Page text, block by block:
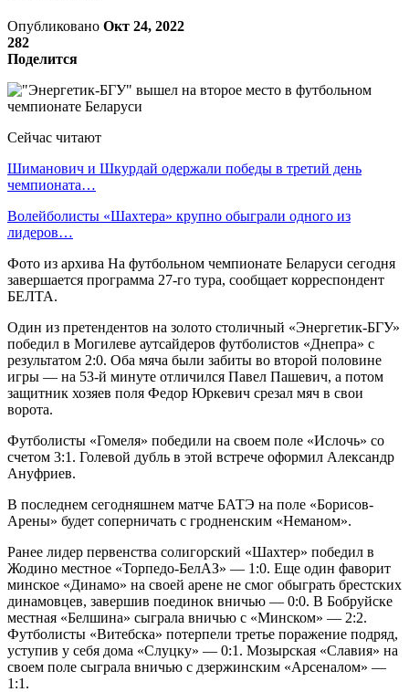
Опубликовано Окт 24, 2022
282
Поделится
Сейчас читают
Шиманович и Шкурдай одержали победы в третий день
чемпионата…
Волейболисты «Шахтера» крупно обыграли одного из
лидеров…
Фото из архива На футбольном чемпионате Беларуси сегодня
завершается программа 27-го тура, сообщает корреспондент
БЕЛТА.
Один из претендентов на золото столичный «Энергетик-БГУ»
победил в Могилеве аутсайдеров футболистов «Днепра» с
результатом 2:0. Оба мяча были забиты во второй половине
игры — на 53-й минуте отличился Павел Пашевич, а потом
защитник хозяев поля Федор Юркевич срезал мяч в свои
ворота.
Футболисты «Гомеля» победили на своем поле «Ислочь» со
счетом 3:1. Голевой дубль в этой встрече оформил Александр
Ануфриев.
В последнем сегодняшнем матче БАТЭ на поле «Борисов-
Арены» будет соперничать с гродненским «Неманом».
Ранее лидер первенства солигорский «Шахтер» победил в
Жодино местное «Торпедо-БелАЗ» — 1:0. Еще один фаворит
минское «Динамо» на своей арене не смог обыграть брестских
динамовцев, завершив поединок вничью — 0:0. В Бобруйске
местная «Белшина» сыграла вничью с «Минском» — 2:2.
Футболисты «Витебска» потерпели третье поражение подряд,
уступив у себя дома «Слуцку» — 0:1. Мозырская «Славия» на
своем поле сыграла вничью с дзержинским «Арсеналом» —
1:1.